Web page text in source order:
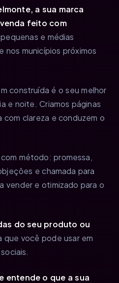
a sua marca
feito com
e médias
nos municípios próximos
construída é o seu melhor
e noite. Criamos páginas
clareza e conduzem o
método: promessa,
e chamada para
vender e otimizado para o
do seu produto ou
que você pode usar em
entende o que a sua